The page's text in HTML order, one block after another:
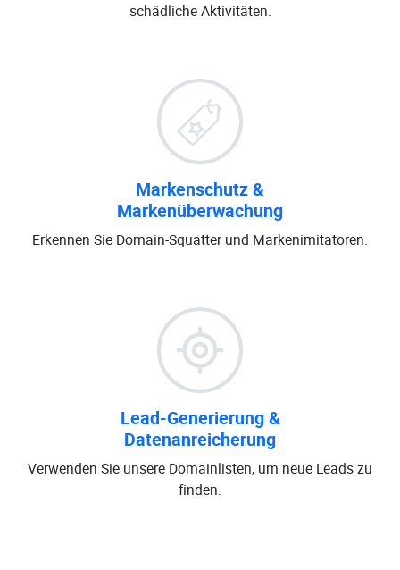
schädliche Aktivitäten.
Markenschutz &
Markenüberwachung
Erkennen Sie Domain-Squatter und Markenimitatoren.
Lead-Generierung &
Datenanreicherung
Verwenden Sie unsere Domainlisten, um neue Leads zu
finden.